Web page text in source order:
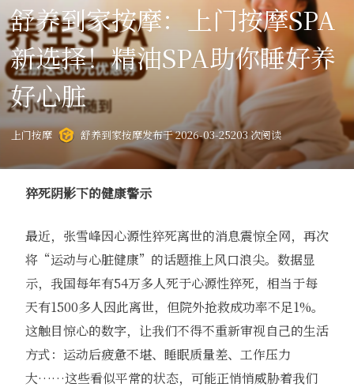
舒养到家按摩：上门按摩SPA
新选择！精油SPA助你睡好养
好心脏
上门按摩 舒养到家按摩发布于 2026-03-25203 次阅读
猝死阴影下的健康警示
最近，张雪峰因心源性猝死离世的消息震惊全网，再次
将“运动与心脏健康”的话题推上风口浪尖。数据显
示，我国每年有54万多人死于心源性猝死，相当于每
天有1500多人因此离世，但院外抢救成功率不足1%。
这触目惊心的数字，让我们不得不重新审视自己的生活
方式：运动后疲惫不堪、睡眠质量差、工作压力
大……这些看似平常的状态，可能正悄悄威胁着我们